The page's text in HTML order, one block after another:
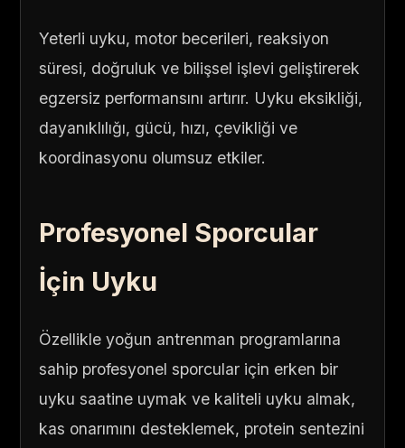
Yeterli uyku, motor becerileri, reaksiyon
süresi, doğruluk ve bilişsel işlevi geliştirerek
egzersiz performansını artırır. Uyku eksikliği,
dayanıklılığı, gücü, hızı, çevikliği ve
koordinasyonu olumsuz etkiler.
Profesyonel Sporcular
İçin Uyku
Özellikle yoğun antrenman programlarına
sahip profesyonel sporcular için erken bir
uyku saatine uymak ve kaliteli uyku almak,
kas onarımını desteklemek, protein sentezini